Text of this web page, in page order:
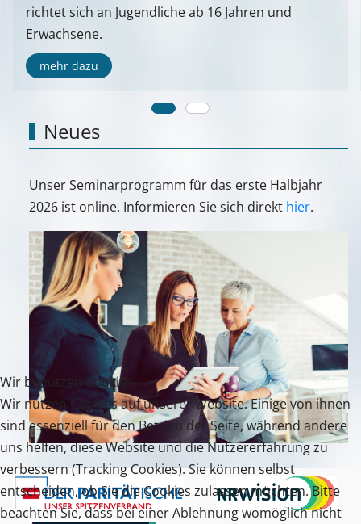
richtet sich an Jugendliche ab 16 Jahren und
Erwachsene.
mehr dazu
Neues
Unser Seminarprogramm für das erste Halbjahr
2026 ist online. Informieren Sie sich direkt hier.
Wir benutzen Cookies
Wir nutzen Cookies auf unserer Website. Einige von ihnen
sind essenziell für den Betrieb der Seite, während andere
uns helfen, diese Website und die Nutzererfahrung zu
verbessern (Tracking Cookies). Sie können selbst
entscheiden, ob Sie die Cookies zulassen möchten. Bitte
beachten Sie, dass bei einer Ablehnung womöglich nicht